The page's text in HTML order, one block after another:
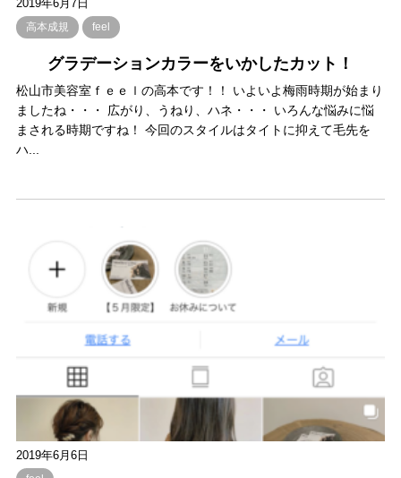
2019年6月7日
高本成規 feel
グラデーションカラーをいかしたカット！
松山市美容室ｆｅｅｌの高本です！！ いよいよ梅雨時期が始まり
ましたね・・・ 広がり、うねり、ハネ・・・ いろんな悩みに悩
まされる時期ですね！ 今回のスタイルはタイトに抑えて毛先を
ハ...
2019年6月6日